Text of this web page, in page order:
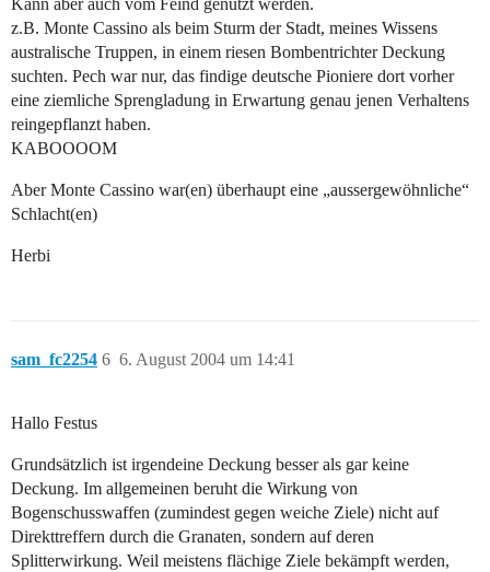
Kann aber auch vom Feind genutzt werden.
z.B. Monte Cassino als beim Sturm der Stadt, meines Wissens
australische Truppen, in einem riesen Bombentrichter Deckung
suchten. Pech war nur, das findige deutsche Pioniere dort vorher
eine ziemliche Sprengladung in Erwartung genau jenen Verhaltens
reingepflanzt haben.
KABOOOOM
Aber Monte Cassino war(en) überhaupt eine „aussergewöhnliche“
Schlacht(en)
Herbi
sam_fc2254 6. August 2004 um 14:41
6
Hallo Festus
Grundsätzlich ist irgendeine Deckung besser als gar keine
Deckung. Im allgemeinen beruht die Wirkung von
Bogenschusswaffen (zumindest gegen weiche Ziele) nicht auf
Direkttreffern durch die Granaten, sondern auf deren
Splitterwirkung. Weil meistens flächige Ziele bekämpft werden,